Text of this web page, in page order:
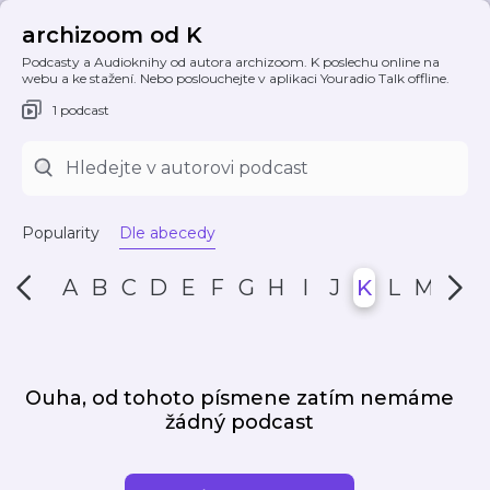
archizoom od K
Podcasty a Audioknihy od autora archizoom. K poslechu online na
webu a ke stažení. Nebo poslouchejte v aplikaci Youradio Talk offline.
1 podcast
Popularity Dle abecedy
A B C D E F G H I J K L M N
Ouha, od tohoto písmene zatím nemáme
žádný podcast